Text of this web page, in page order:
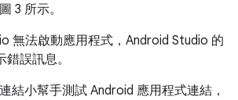
3 所示。
無法啟動應用程式，Android Studio 的
誤訊息。
結小幫手測試 Android 應用程式連結，